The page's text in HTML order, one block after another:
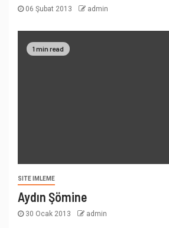
06 Şubat 2013 admin
1 min read
SITE IMLEME
Aydın Şömine
30 Ocak 2013 admin